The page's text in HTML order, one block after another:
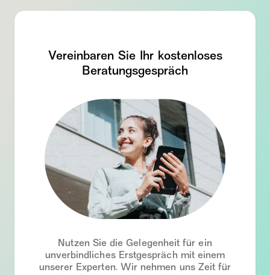
Vereinbaren Sie Ihr kostenloses
Beratungsgespräch
Nutzen Sie die Gelegenheit für ein
unverbindliches Erstgespräch mit einem
unserer Experten. Wir nehmen uns Zeit für